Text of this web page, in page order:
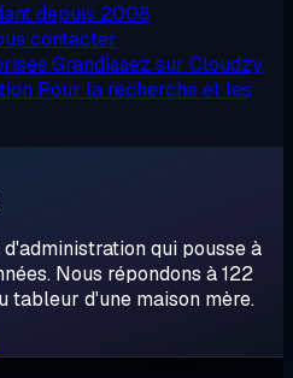
depuis 2008
contacter
Grandissez sur Cloudzy
Pour la recherche et les
qui pousse à
Nous répondons à 122
tableur d'une maison mère.